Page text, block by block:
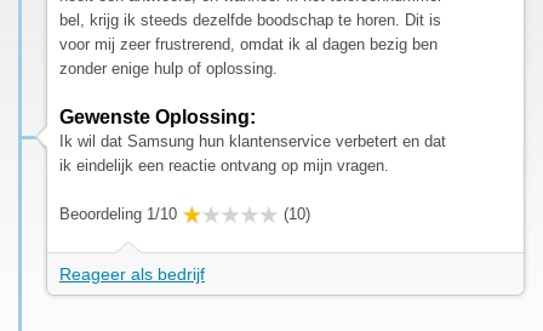
bel, krijg ik steeds dezelfde boodschap te horen. Dit is
voor mij zeer frustrerend, omdat ik al dagen bezig ben
zonder enige hulp of oplossing.
Gewenste Oplossing:
Ik wil dat Samsung hun klantenservice verbetert en dat
ik eindelijk een reactie ontvang op mijn vragen.
Beoordeling 1/10 (10)
Reageer als bedrijf